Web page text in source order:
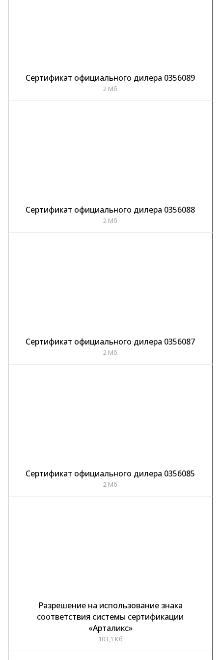
Сертификат официального дилера 0356089
2 Мб
Сертификат официального дилера 0356088
2 Мб
Сертификат официального дилера 0356087
2 Мб
Сертификат официального дилера 0356085
2 Мб
Разрешение на использование знака
соответствия системы сертификации
«Арталикс»
103,1 Кб